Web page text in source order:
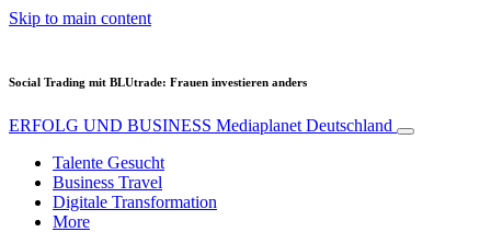
Skip to main content
Social Trading mit BLUtrade: Frauen investieren anders
ERFOLG UND BUSINESS Mediaplanet Deutschland
Talente Gesucht
Business Travel
Digitale Transformation
More